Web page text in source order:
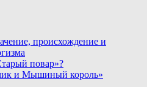
происхождение и
повар»?
и Мышиный король»